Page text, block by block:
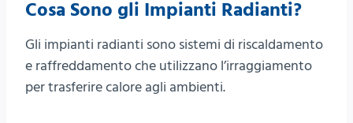
Cosa Sono gli Impianti Radianti?
Gli impianti radianti sono sistemi di riscaldamento
e raffreddamento che utilizzano l’irraggiamento
per trasferire calore agli ambienti.